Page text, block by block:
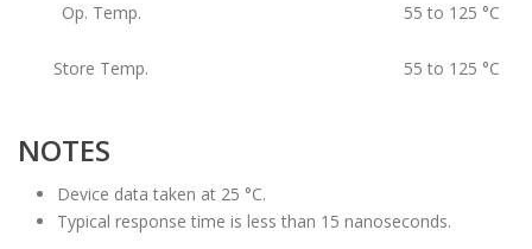
Op. Temp. 55 to 125 °C
Store Temp. 55 to 125 °C
NOTES
Device data taken at 25 °C.
Typical response time is less than 15 nanoseconds.